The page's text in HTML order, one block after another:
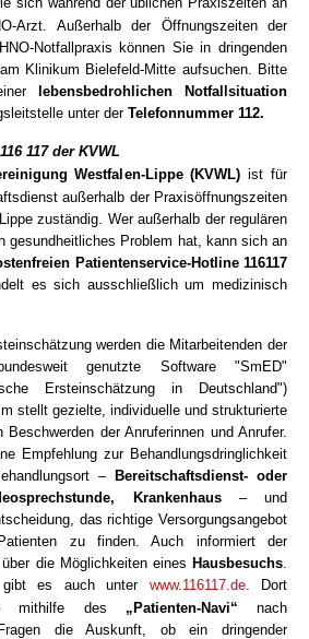
Arzt. Außerhalb der Öffnungszeiten der
Notfallpraxis können Sie in dringenden
Klinikum Bielefeld-Mitte aufsuchen. Bitte
lebensbedrohlichen Notfallsituation
unter der Telefonnummer 112.
117 der KVWL
Westfalen-Lippe (KVWL) ist für
außerhalb der Praxisöffnungszeiten
zuständig. Wer außerhalb der regulären
gesundheitliches Problem hat, kann sich an
Patientenservice-Hotline 116117
es sich ausschließlich um medizinisch
werden die Mitarbeitenden der
genutzte Software "SmED"
Ersteinschätzung in Deutschland")
stellt gezielte, individuelle und strukturierte
Beschwerden der Anruferinnen und Anrufer.
Empfehlung zur Behandlungsdringlichkeit
– Bereitschaftsdienst- oder
Krankenhaus– und
das richtige Versorgungsangebot
zu finden. Auch informiert der
die Möglichkeiten eines Hausbesuchs.
gibt es auch unter www.116117.de. Dort
mithilfe des „Patienten-Navi“ nach
die Auskunft, ob ein dringender